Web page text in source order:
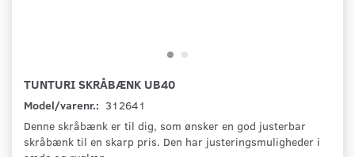
TUNTURI SKRÅBÆNK UB40
Model/varenr.: 312641
Denne skråbænk er til dig, som ønsker en god justerbar
skråbænk til en skarp pris. Den har justeringsmuligheder i